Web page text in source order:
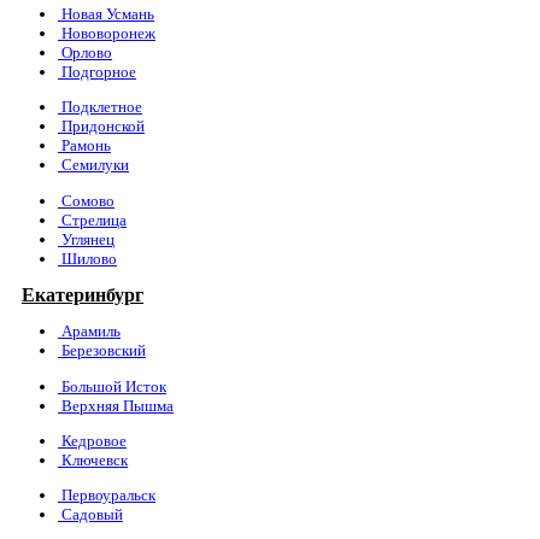
Новая Усмань
Нововоронеж
Орлово
Подгорное
Подклетное
Придонской
Рамонь
Семилуки
Сомово
Стрелица
Углянец
Шилово
Екатеринбург
Арамиль
Березовский
Большой Исток
Верхняя Пышма
Кедровое
Ключевск
Первоуральск
Садовый